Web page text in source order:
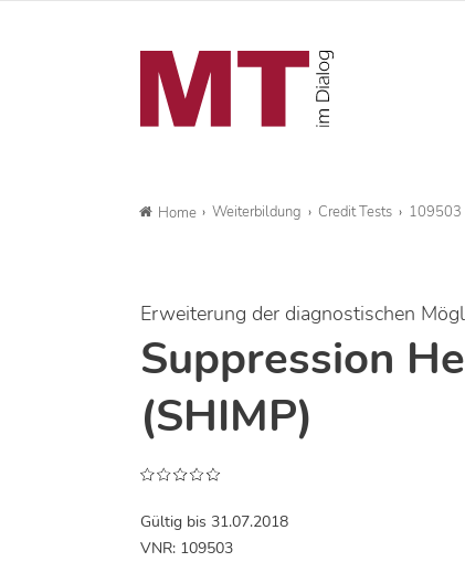
Home Weiterbildung Credit Tests 109503
Erweiterung der diagnostischen
Suppression
(SHIMP)
Gültig bis 31.07.2018
VNR: 109503